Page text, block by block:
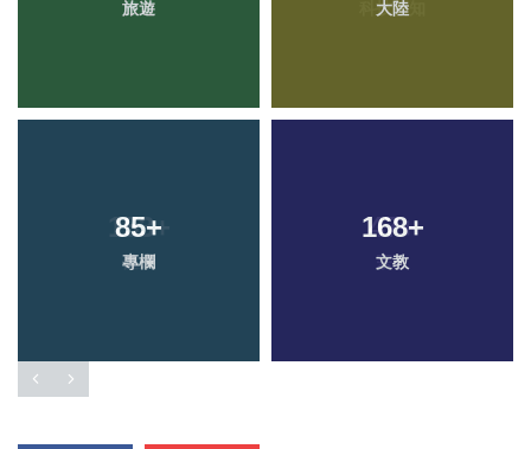
旅遊 大陸
85+
專欄
168+
文教